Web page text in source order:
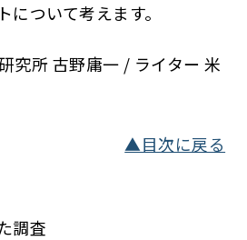
ついて考えます。
究所 古野庸一 / ライター 米
▲目次に戻る
調査